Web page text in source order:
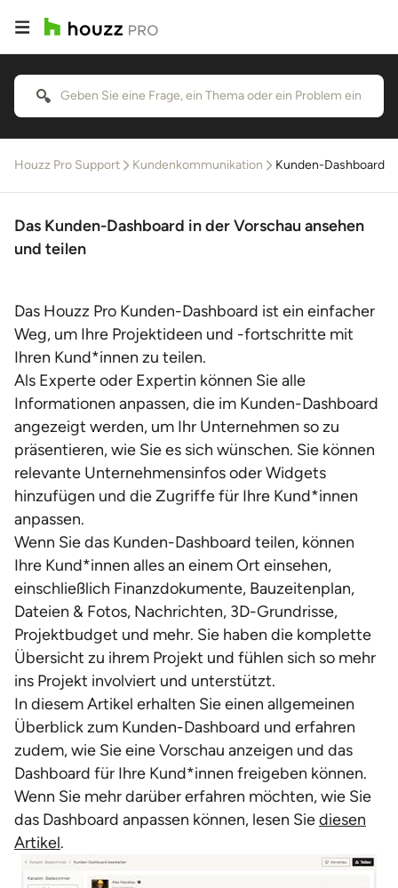
Houzz Pro Support Kundenkommunikation Kunden-Dashboard
Das Kunden-Dashboard in der Vorschau ansehen
und teilen
Das Houzz Pro Kunden-Dashboard ist ein einfacher
Weg, um Ihre Projektideen und -fortschritte mit
Ihren Kund*innen zu teilen.
Als Experte oder Expertin können Sie alle
Informationen anpassen, die im Kunden-Dashboard
angezeigt werden, um Ihr Unternehmen so zu
präsentieren, wie Sie es sich wünschen. Sie können
relevante Unternehmensinfos oder Widgets
hinzufügen und die Zugriffe für Ihre Kund*innen
anpassen.
Wenn Sie das Kunden-Dashboard teilen, können
Ihre Kund*innen alles an einem Ort einsehen,
einschließlich Finanzdokumente, Bauzeitenplan,
Dateien & Fotos, Nachrichten, 3D-Grundrisse,
Projektbudget und mehr. Sie haben die komplette
Übersicht zu ihrem Projekt und fühlen sich so mehr
ins Projekt involviert und unterstützt.
In diesem Artikel erhalten Sie einen allgemeinen
Überblick zum Kunden-Dashboard und erfahren
zudem, wie Sie eine Vorschau anzeigen und das
Dashboard für Ihre Kund*innen freigeben können.
Wenn Sie mehr darüber erfahren möchten, wie Sie
das Dashboard anpassen können, lesen Siediesen
Artikel.